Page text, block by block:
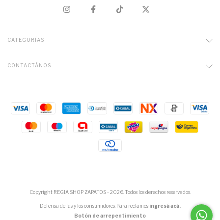
CATEGORÍAS
CONTACTÁNOS
Copyright REGIA SHOP ZAPATOS - 2026. Todos los derechos reservados.
Defensa de las y los consumidores. Para reclamos ingresá acá.
Botón de arrepentimiento